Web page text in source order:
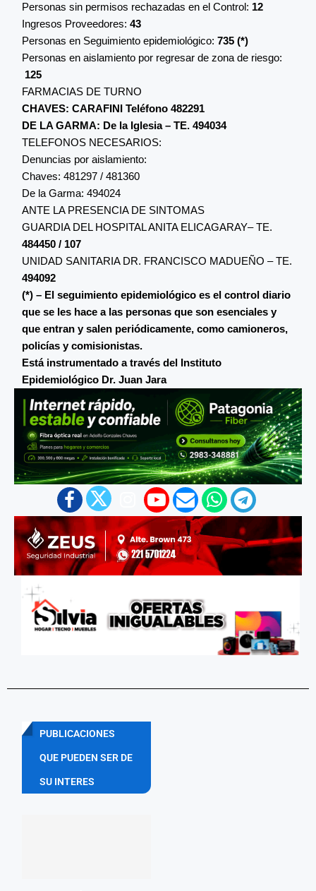
Personas sin permisos rechazadas en el Control: 12
Ingresos Proveedores: 43
Personas en Seguimiento epidemiológico: 735 (*)
Personas en aislamiento por regresar de zona de riesgo:
125
FARMACIAS DE TURNO
CHAVES: CARAFINI Teléfono 482291
DE LA GARMA: De la Iglesia – TE. 494034
TELEFONOS NECESARIOS:
Denuncias por aislamiento:
Chaves: 481297 / 481360
De la Garma: 494024
ANTE LA PRESENCIA DE SINTOMAS
GUARDIA DEL HOSPITAL ANITA ELICAGARAY– TE.
484450 / 107
UNIDAD SANITARIA DR. FRANCISCO MADUEÑO – TE.
494092
(*) – El seguimiento epidemiológico es el control diario
que se les hace a las personas que son esenciales y
que entran y salen periódicamente, como camioneros,
policías y comisionistas.
Está instrumentado a través del Instituto
Epidemiológico Dr. Juan Jara
PUBLICACIONES
QUE PUEDEN SER DE
SU INTERES